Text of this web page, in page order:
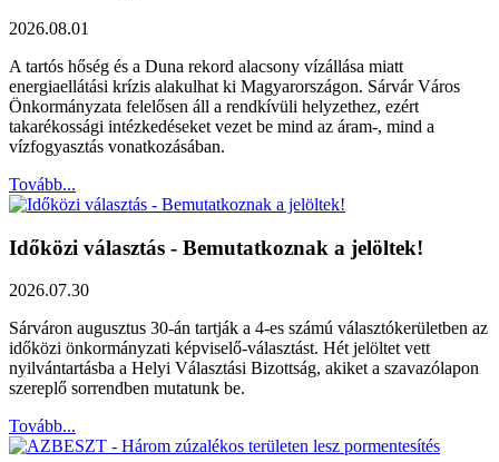
2026.08.01
A tartós hőség és a Duna rekord alacsony vízállása miatt
energiaellátási krízis alakulhat ki Magyarországon. Sárvár Város
Önkormányzata felelősen áll a rendkívüli helyzethez, ezért
takarékossági intézkedéseket vezet be mind az áram-, mind a
vízfogyasztás vonatkozásában.
Tovább...
Időközi választás - Bemutatkoznak a jelöltek!
2026.07.30
Sárváron augusztus 30-án tartják a 4-es számú választókerületben az
időközi önkormányzati képviselő-választást. Hét jelöltet vett
nyilvántartásba a Helyi Választási Bizottság, akiket a szavazólapon
szereplő sorrendben mutatunk be.
Tovább...